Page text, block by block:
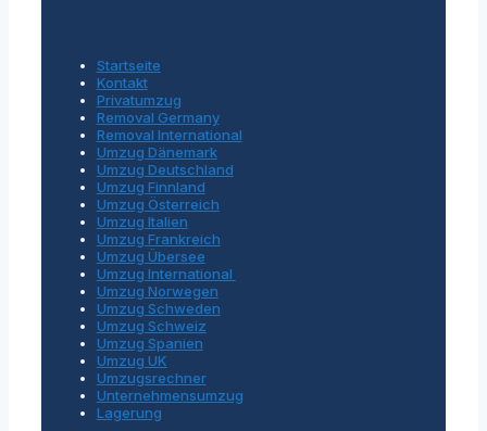
Startseite
Kontakt
Privatumzug
Removal Germany
Removal International
Umzug Dänemark
Umzug Deutschland
Umzug Finnland
Umzug Österreich
Umzug Italien
Umzug Frankreich
Umzug Übersee
Umzug International
Umzug Norwegen
Umzug Schweden
Umzug Schweiz
Umzug Spanien
Umzug UK
Umzugsrechner
Unternehmensumzug
Lagerung